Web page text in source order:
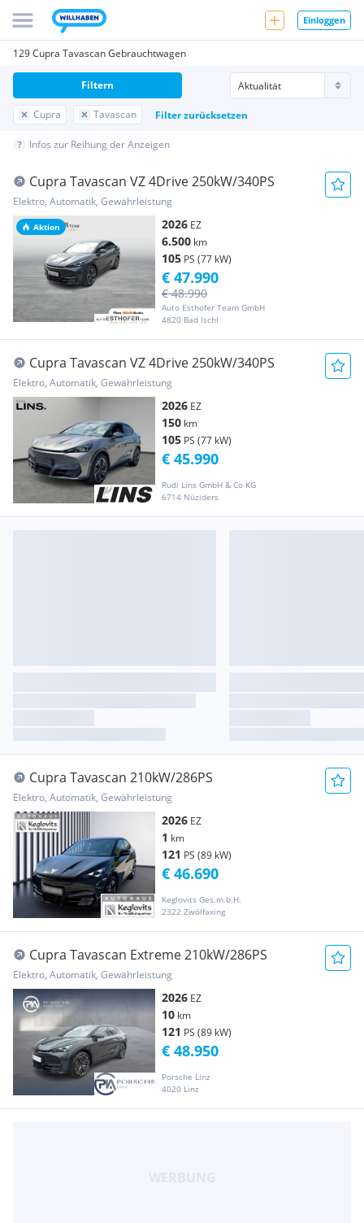
Einloggen
129 Cupra Tavascan Gebrauchtwagen
Cupra Tavascan Filter zurücksetzen
Filtern
Infos zur Reihung der Anzeigen
Aktion
Cupra Tavascan VZ 4Drive 250kW/340PS
Elektro, Automatik, Gewährleistung
2026 EZ
6.500 km
105 PS (77 kW)
Auto Esthofer Team GmbH
4820 Bad Ischl
€ 48.990
€ 47.990
Cupra Tavascan VZ 4Drive 250kW/340PS
Elektro, Automatik, Gewährleistung
2026 EZ
150 km
105 PS (77 kW)
Rudi Lins GmbH & Co KG
6714 Nüziders
€ 45.990
Cupra Tavascan 210kW/286PS
Elektro, Automatik, Gewährleistung
2026 EZ
1 km
121 PS (89 kW)
Keglovits Ges.m.b.H.
2322 Zwölfaxing
€ 46.690
Cupra Tavascan Extreme 210kW/286PS
Elektro, Automatik, Gewährleistung
2026 EZ
10 km
121 PS (89 kW)
Porsche Linz
4020 Linz
€ 48.950